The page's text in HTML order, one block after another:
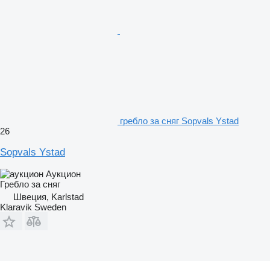
гребло за сняг Sopvals Ystad
26
Sopvals Ystad
Аукцион
Гребло за сняг
Швеция, Karlstad
Klaravik Sweden